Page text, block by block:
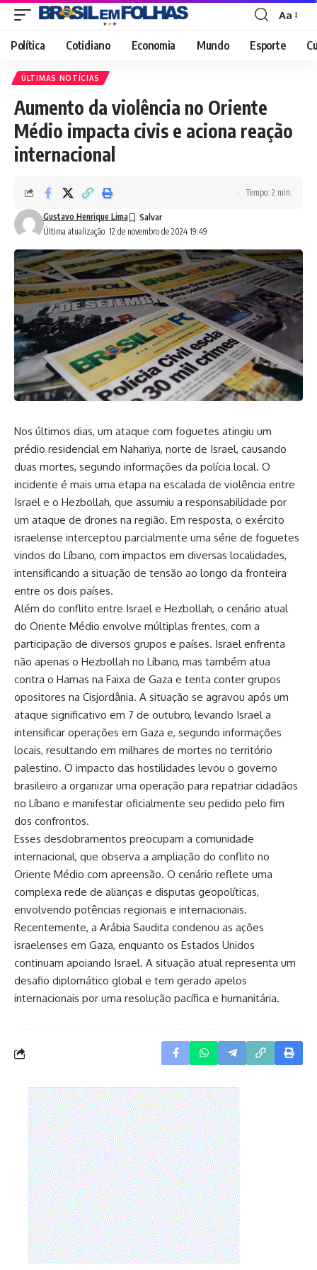
Font
Resizer
Aa
Política Cotidiano Economia Mundo Esporte
ÚLTIMAS NOTÍCIAS
Aumento da violência no Oriente
Médio impacta civis e aciona reação
internacional
Última atualização: 12 de novembro de 2024 19:49
Gustavo Henrique Lima
Tempo: 2 min.
Nos últimos dias, um ataque com foguetes atingiu um
prédio residencial em Nahariya, norte de Israel, causando
duas mortes, segundo informações da polícia local. O
incidente é mais uma etapa na escalada de violência entre
Israel e o Hezbollah, que assumiu a responsabilidade por
um ataque de drones na região. Em resposta, o exército
israelense interceptou parcialmente uma série de foguetes
vindos do Líbano, com impactos em diversas localidades,
intensificando a situação de tensão ao longo da fronteira
entre os dois países.
Além do conflito entre Israel e Hezbollah, o cenário atual
do Oriente Médio envolve múltiplas frentes, com a
participação de diversos grupos e países. Israel enfrenta
não apenas o Hezbollah no Líbano, mas também atua
contra o Hamas na Faixa de Gaza e tenta conter grupos
opositores na Cisjordânia. A situação se agravou após um
ataque significativo em 7 de outubro, levando Israel a
intensificar operações em Gaza e, segundo informações
locais, resultando em milhares de mortes no território
palestino. O impacto das hostilidades levou o governo
brasileiro a organizar uma operação para repatriar cidadãos
no Líbano e manifestar oficialmente seu pedido pelo fim
dos confrontos.
Esses desdobramentos preocupam a comunidade
internacional, que observa a ampliação do conflito no
Oriente Médio com apreensão. O cenário reflete uma
complexa rede de alianças e disputas geopolíticas,
envolvendo potências regionais e internacionais.
Recentemente, a Arábia Saudita condenou as ações
israelenses em Gaza, enquanto os Estados Unidos
continuam apoiando Israel. A situação atual representa um
desafio diplomático global e tem gerado apelos
internacionais por uma resolução pacífica e humanitária.